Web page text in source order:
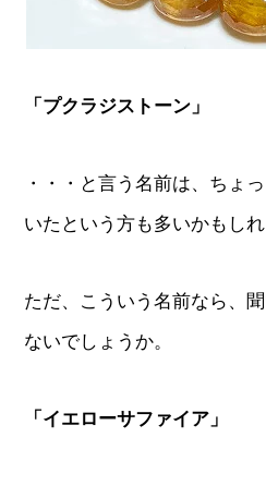
「プクラジストーン」
・・・と言う名前は、ちょ
いたという方も多いかもしれ
ただ、こういう名前なら、
ないでしょうか。
「イエローサファイア」